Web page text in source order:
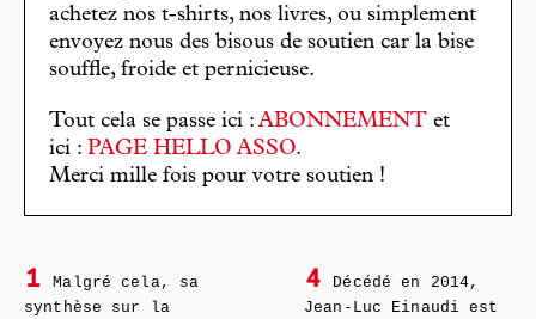
achetez nos t-shirts, nos livres, ou simplement
envoyez nous des bisous de soutien car la bise
souffle, froide et pernicieuse.
Tout cela se passe ici : ABONNEMENT et
ici : PAGE HELLO ASSO.
Merci mille fois pour votre soutien !
1
Malgré cela, sa
synthèse sur la
4
Décédé en 2014,
Jean-Luc Einaudi est